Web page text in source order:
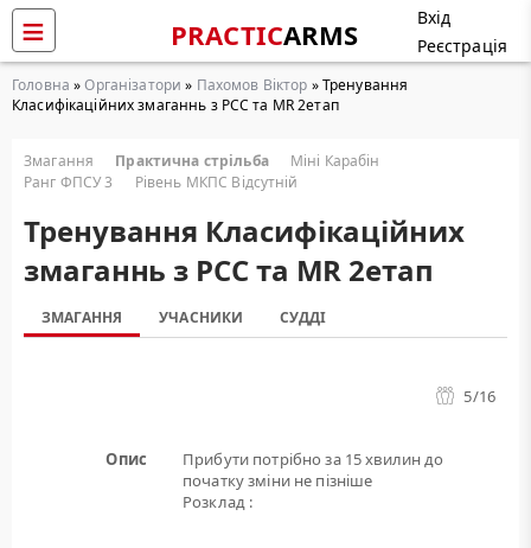
PRACTICARMS
Вхід
Реєстрація
Головна »Організатори » Пахомов Віктор » Тренування
Класифікаційних змаганнь з РСС та MR 2етап
Змагання Практична стрільба
Міні Карабін
Ранг ФПСУ 3
Рівень МКПС Відсутній
Тренування Класифікаційних
змаганнь з РСС та MR 2етап
ЗМАГАННЯ УЧАСНИКИ СУДДІ
5/16
Опис
Прибути потрібно за 15 хвилин до
початку зміни не пізніше
Розклад :